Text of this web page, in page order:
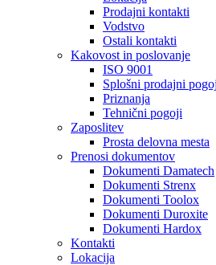
Prodajni kontakti
Vodstvo
Ostali kontakti
Kakovost in poslovanje
ISO 9001
Splošni prodajni
Priznanja
Tehnični pogoji
Zaposlitev
Prosta delovna mesta
Prenosi dokumentov
Dokumenti Damatech
Dokumenti Strenx
Dokumenti Toolox
Dokumenti Duroxite
Dokumenti Hardox
Kontakti
Lokacija